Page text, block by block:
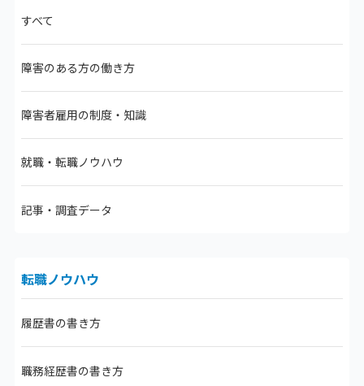
すべて
障害のある方の働き方
障害者雇用の制度・知識
就職・転職ノウハウ
記事・調査データ
転職ノウハウ
履歴書の書き方
職務経歴書の書き方